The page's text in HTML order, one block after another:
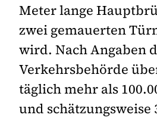
Meter lange
zwei gemauerten
wird. Nach Angaben
Verkehrsbehörde
täglich mehr als
und schätzungsweise